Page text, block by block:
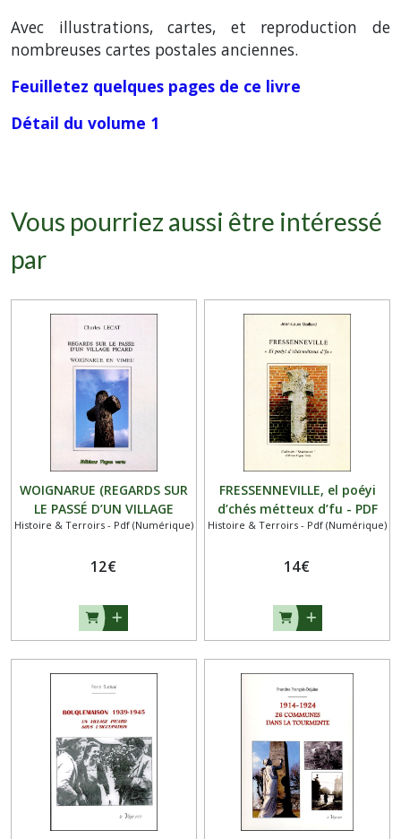
Avec illustrations, cartes, et reproduction de
nombreuses cartes postales anciennes.
Feuilletez quelques pages de ce livre
Détail du volume 1
Vous pourriez aussi être intéressé
par
WOIGNARUE (REGARDS SUR
LE PASSÉ D’UN VILLAGE
PICARD) - PDF
Histoire & Terroirs - Pdf (Numérique)
12€
FRESSENNEVILLE, el poéyi
d’chés métteux d’fu - PDF
Histoire & Terroirs - Pdf (Numérique)
14€